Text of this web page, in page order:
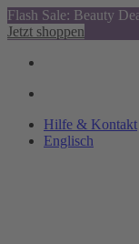
Flash Sale: Beauty
Jetzt shoppen
Hilfe & Kontakt
Englisch